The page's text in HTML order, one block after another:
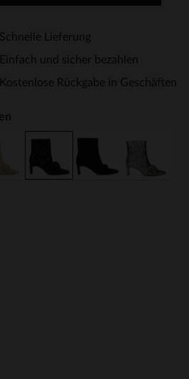
Schnelle Lieferung
Einfach und sicher bezahlen
Kostenlose Rückgabe in Geschäften